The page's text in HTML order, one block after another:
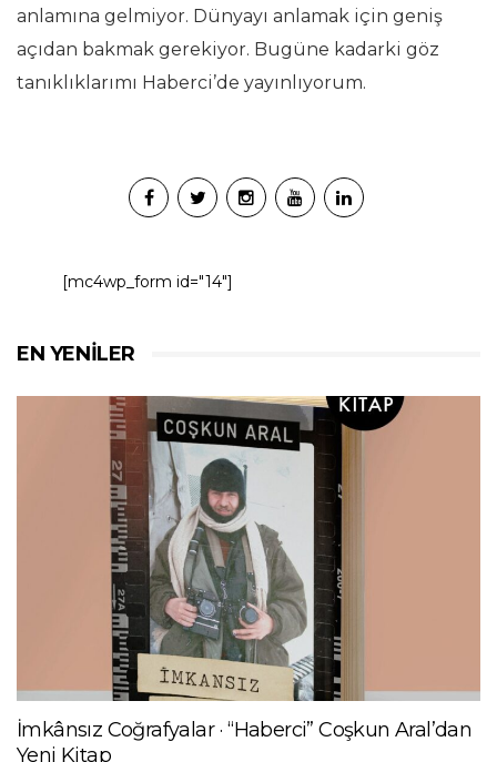
anlamına gelmiyor. Dünyayı anlamak için geniş
açıdan bakmak gerekiyor. Bugüne kadarki göz
tanıklıklarımı Haberci’de yayınlıyorum.
[mc4wp_form id="14"]
EN YENILER
İmkânsız Coğrafyalar · “Haberci” Coşkun Aral’dan
Yeni Kitap